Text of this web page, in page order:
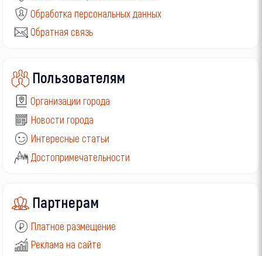
Обработка персональных данных
Обратная связь
Пользователям
Организации города
Новости города
Интересные статьи
Достопримечательности
Партнерам
Платное размещение
Реклама на сайте